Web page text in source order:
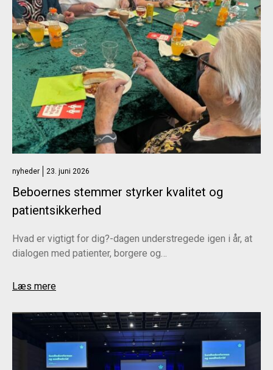
nyheder 23. juni 2026
Beboernes stemmer styrker kvalitet og
patientsikkerhed
Hvad er vigtigt for dig?-dagen understregede igen i år, at
dialogen med patienter, borgere og…
Læs mere